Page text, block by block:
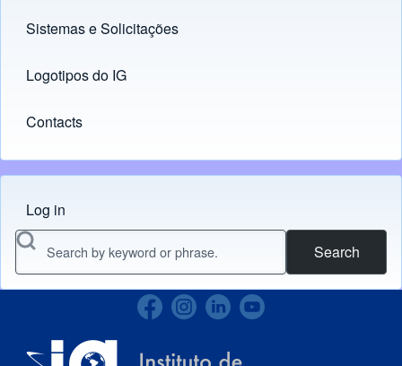
Sistemas e Solicitações
(opens in new tab)
Logotipos do IG
(opens in new tab)
Contacts
Menu do usuário
Log in
Search